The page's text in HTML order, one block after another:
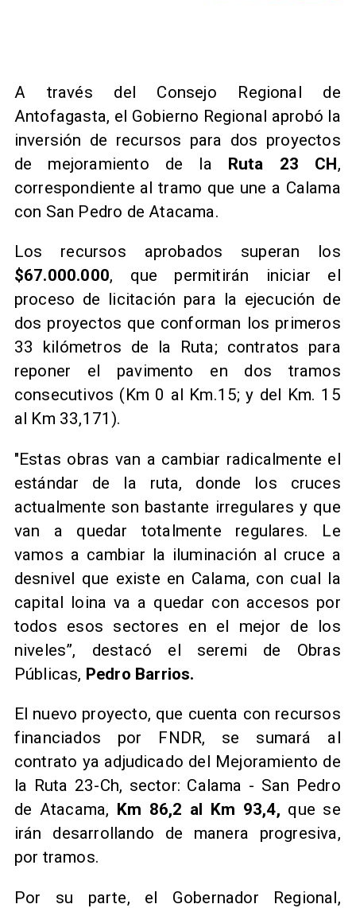
A través del Consejo Regional de
Antofagasta, el Gobierno Regional aprobó la
inversión de recursos para dos proyectos
de mejoramiento de la Ruta 23 CH,
correspondiente al tramo que une a Calama
con San Pedro de Atacama.
Los recursos aprobados superan los
$67.000.000, que permitirán iniciar el
proceso de licitación para la ejecución de
dos proyectos que conforman los primeros
33 kilómetros de la Ruta; contratos para
reponer el pavimento en dos tramos
consecutivos (Km 0 al Km.15; y del Km. 15
al Km 33,171).
"Estas obras van a cambiar radicalmente el
estándar de la ruta, donde los cruces
actualmente son bastante irregulares y que
van a quedar totalmente regulares. Le
vamos a cambiar la iluminación al cruce a
desnivel que existe en Calama, con cual la
capital loina va a quedar con accesos por
todos esos sectores en el mejor de los
niveles”, destacó el seremi de Obras
Públicas, Pedro Barrios.
El nuevo proyecto, que cuenta con recursos
financiados por FNDR, se sumará al
contrato ya adjudicado del Mejoramiento de
la Ruta 23-Ch, sector: Calama - San Pedro
de Atacama, Km 86,2 al Km 93,4, que se
irán desarrollando de manera progresiva,
por tramos.
Por su parte, el Gobernador Regional,